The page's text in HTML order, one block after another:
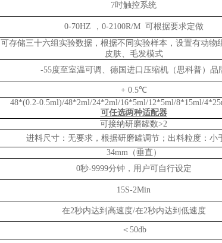
7吋触控系统
0-70HZ ， 0-2100R/M 可根据要求定做
可存储三十六组实验数据，根据不同实验样本，设置有动物
皮肤、毛发模式
-55度至室温可调、德国进口压缩机（思科普）品
+ 0.5℃
48*(0.2-0.5ml)/48*2ml/24*2ml/16*5ml/12*5ml/8*15ml/
可任选两种适配器
可接纳研磨罐数>2
进料尺寸：无要求，根据研磨罐调节；出料粒度：小
34mm（垂直）
0秒-9999分钟，用户可自行设定
15S-2Min
在2秒内达到高速度/在2秒内达到低速度
＜ 50db